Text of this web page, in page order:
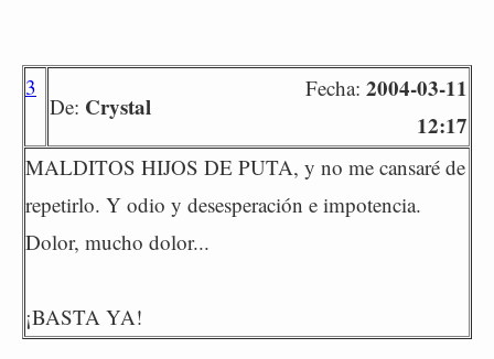
3
De: Crystal
Fecha: 2004-03-11
12:17
MALDITOS HIJOS DE PUTA, y no me cansaré de
repetirlo. Y odio y desesperación e impotencia.
Dolor, mucho dolor...
¡BASTA YA!